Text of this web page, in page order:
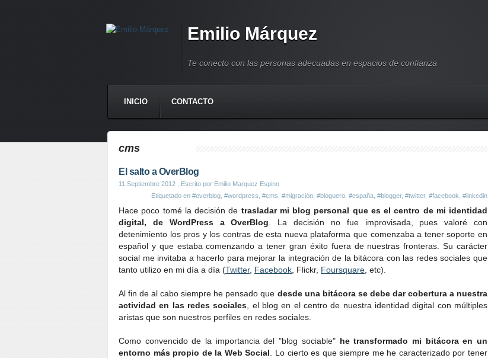
Emilio Márquez
Te conecto con las personas adecuadas en espacios de confianza
INICIO CONTACTO
cms
El salto a OverBlog
11 Septiembre 2012 , Escrito por Emilio Marquez Espino
Etiquetado en #overblog #wordpress #cms #migración #bloguero #españa #blogger, #twitter, #facebook #linkedin
Hace poco tomé la decisión de trasladar mi blog personal que es el centro de mi identidad
digital, de WordPress a OverBlog . La decisión no fue improvisada, pues valoré con
detenimiento los pros y los contras de esta nueva plataforma que comenzaba a tener soporte en
español y que estaba comenzando a tener gran éxito fuera de nuestras fronteras. Su carácter
social me invitaba a hacerlo para mejorar la integración de la bitácora con las redes sociales que
tanto utilizo en mi día a día (Twitter, Facebook , Flickr, Foursquare , etc).
Al fin de al cabo siempre he pensado que desde una bitácora se debe dar cobertura a nuestra
actividad en las redes sociales , el blog en el centro de nuestra identidad digital con múltiples
aristas que son nuestros perfiles en redes sociales.
Como convencido de la importancia del "blog sociable" he transformado mi bitácora en un
entorno más propio de la Web Social . Lo cierto es que siempre me he caracterizado por tener